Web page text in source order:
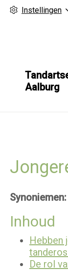
Instellingen
Aalburg
Synoniemen:
Inhoud
Hebben
De rol